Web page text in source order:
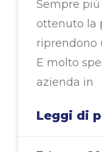
Sempre
ottenuto la
riprendono
E molto
azienda in
Leggi di